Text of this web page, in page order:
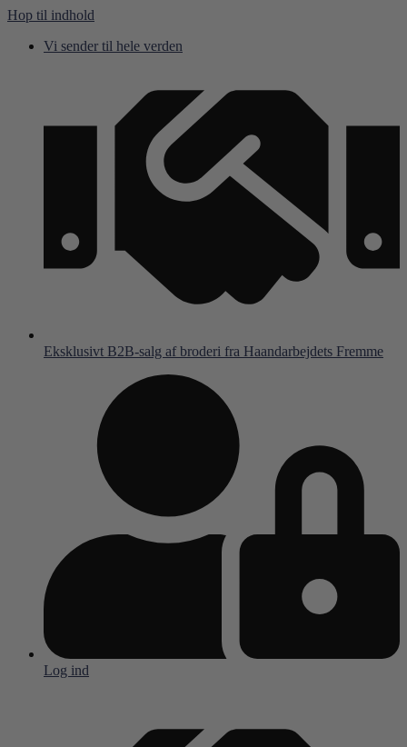
Hop til indhold
Vi sender til hele verden
Eksklusivt B2B-salg af broderi fra Haandarbejdets Fremme
Log ind